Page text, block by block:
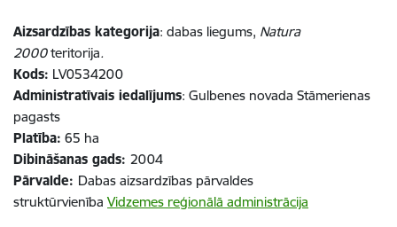
Aizsardzības kategorija: dabas liegums, Natura
2000teritorija.
Kods: LV0534200
Administratīvais iedalījums: Gulbenes novada Stāmerienas
pagasts
Platība: 65 ha
Dibināšanas gads: 2004
Pārvalde: Dabas aizsardzības pārvaldes
struktūrvienība Vidzemes reģionālā administrācija